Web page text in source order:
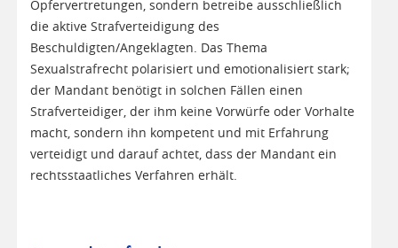
Opfervertretungen, sondern betreibe ausschließlich
die aktive Strafverteidigung des
Beschuldigten/Angeklagten. Das Thema
Sexualstrafrecht polarisiert und emotionalisiert stark;
der Mandant benötigt in solchen Fällen einen
Strafverteidiger, der ihm keine Vorwürfe oder Vorhalte
macht, sondern ihn kompetent und mit Erfahrung
verteidigt und darauf achtet, dass der Mandant ein
rechtsstaatliches Verfahren erhält.